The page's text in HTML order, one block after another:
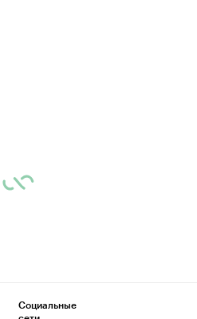
Социальные